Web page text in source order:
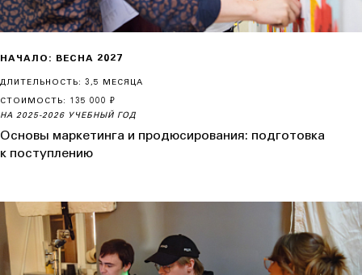
НАЧАЛО: ВЕСНА 2027
ДЛИТЕЛЬНОСТЬ: 3,5 МЕСЯЦА
СТОИМОСТЬ: 135 000 ₽
НА 2025-2026 УЧЕБНЫЙ ГОД
Основы маркетинга и продюсирования: подготовка
к поступлению